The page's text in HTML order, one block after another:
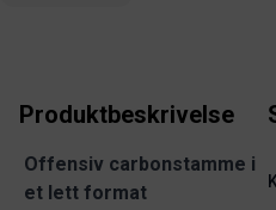
Produktbeskrivelse
Offensiv carbonstamme i
et lett format